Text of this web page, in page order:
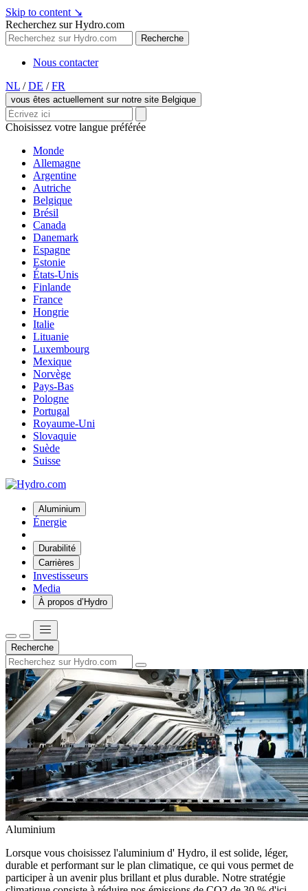
Skip to content ↘
Recherchez sur Hydro.com
Recherche
Nous contacter
NL / DE / FR
vous êtes actuellement sur notre site Belgique
Choisissez votre langue préférée
Monde
Allemagne
Argentine
Autriche
Belgique
Brésil
Canada
Danemark
Espagne
Estonie
États-Unis
Finlande
France
Hongrie
Italie
Lituanie
Luxembourg
Mexique
Norvège
Pays-Bas
Pologne
Portugal
Royaume-Uni
Slovaquie
Suède
Suisse
Aluminium
Énergie
Durabilité
Carrières
Investisseurs
Media
À propos d’Hydro
Recherche
Aluminium
Lorsque vous choisissez l'aluminium d' Hydro, il est solide, léger,
durable et performant sur le plan climatique, ce qui vous permet de
participer à un avenir plus brillant et plus durable. Notre stratégie